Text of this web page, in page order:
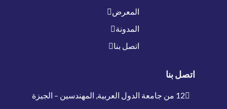
المعرض
المدونة
اتصل بنا
اتصل بنا
12 من جامعة الدول العربية, المهندسين – الجيزة